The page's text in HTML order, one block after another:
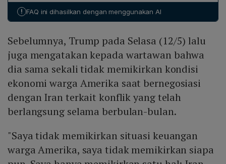
prioritas keamanan nuklir lebih penting, meski partai
pemilu sela November.
! FAQ ini dihasilkan dengan menggunakan AI
Sebelumnya, Trump pada Selasa (12/5) lalu
juga mengatakan kepada wartawan bahwa
dia sama sekali tidak memikirkan kondisi
ekonomi warga Amerika saat bernegosiasi
dengan Iran terkait konflik yang telah
berlangsung selama berbulan-bulan.
"Saya tidak memikirkan situasi keuangan
warga Amerika, saya tidak memikirkan siapa